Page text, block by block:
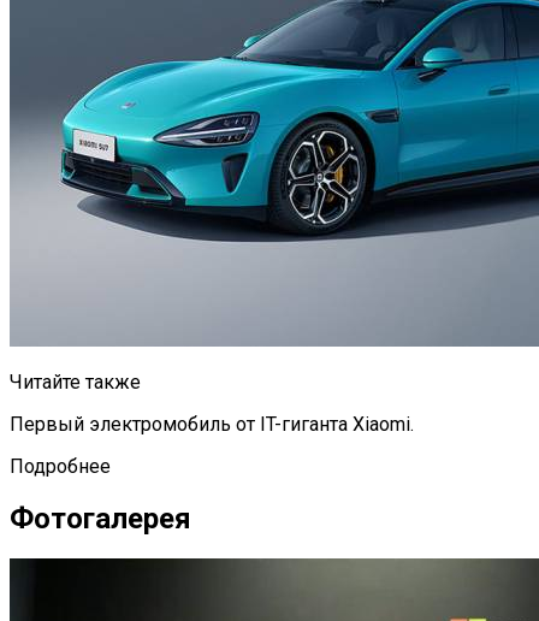
Читайте также
Первый электромобиль от IT-гиганта Xiaomi.
Подробнее
Фотогалерея